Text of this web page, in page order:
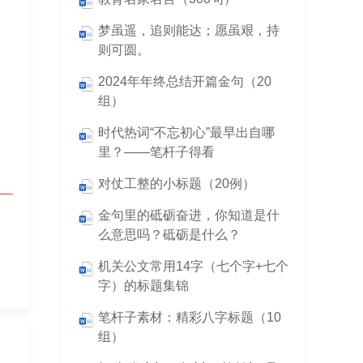
梦虽遥，追则能达；愿虽艰，持
则可圆。
2024年年终总结开篇金句（20
组）
时代热词“不忘初心”最早出自哪
里？——笔杆子得看
对仗工整的小标题（20例）
金句里的砥砺奋进，你知道是什
么意思吗？砥砺是什么？
机关公文常用14字（七个字+七个
字）的标题集锦
笔杆子素材：精彩八字标题（10
组）